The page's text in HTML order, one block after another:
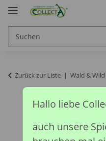
Zurück zur Liste Wald &
Hallo liebe
auch unsere